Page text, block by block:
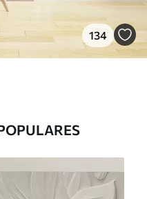
134